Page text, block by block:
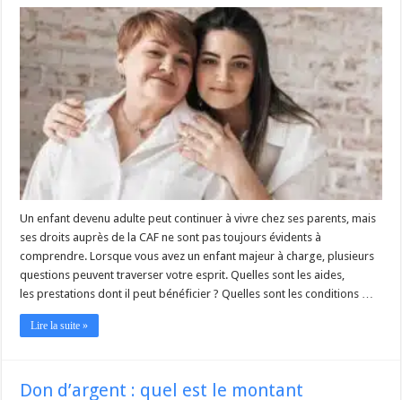
Un enfant devenu adulte peut continuer à vivre chez ses parents, mais
ses droits auprès de la CAF ne sont pas toujours évidents à
comprendre. Lorsque vous avez un enfant majeur à charge, plusieurs
questions peuvent traverser votre esprit. Quelles sont les aides,
les prestations dont il peut bénéficier ? Quelles sont les conditions …
Lire la suite »
Don d’argent : quel est le montant